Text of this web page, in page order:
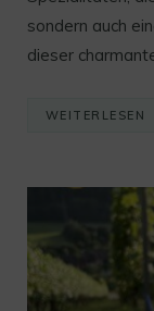
sondern auch
dieser
WEITERLESEN